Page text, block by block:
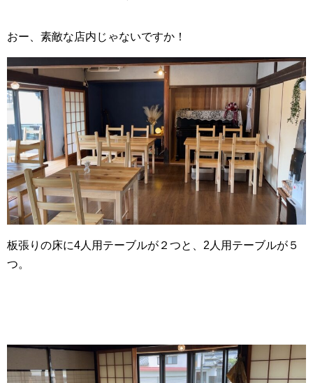
おー、素敵な店内じゃないですか！
板張りの床に4人用テーブルが２つと、2人用テーブルが５
つ。